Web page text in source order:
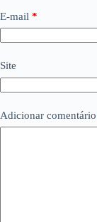
E-mail *
Site
Adicionar comentário